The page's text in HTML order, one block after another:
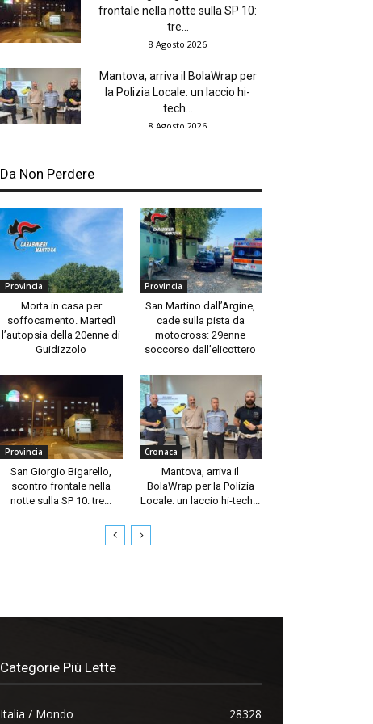
frontale nella notte sulla SP 10:
tre...
8 Agosto 2026
Mantova, arriva il BolaWrap per
la Polizia Locale: un laccio hi-
tech...
8 Agosto 2026
Da Non Perdere
Provincia
Morta in casa per
soffocamento. Martedì
l’autopsia della 20enne di
Guidizzolo
Provincia
San Martino dall’Argine,
cade sulla pista da
motocross: 29enne
soccorso dall’elicottero
Provincia
San Giorgio Bigarello,
scontro frontale nella
notte sulla SP 10: tre...
Cronaca
Mantova, arriva il
BolaWrap per la Polizia
Locale: un laccio hi-tech...
Categorie Più Lette
Italia / Mondo 28328